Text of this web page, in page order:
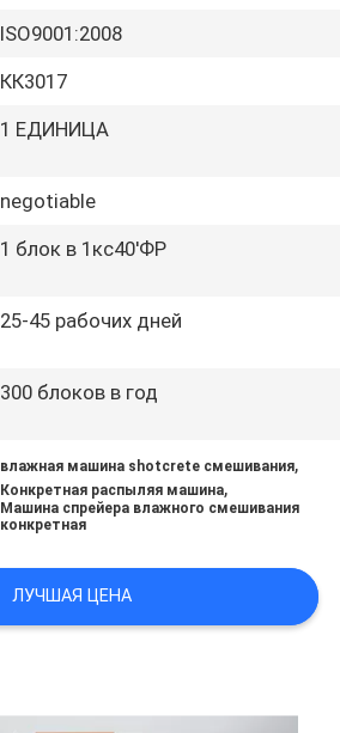
ISO9001:2008
КК3017
1 ЕДИНИЦА
negotiable
1 блок в 1кс40'ФР
25-45 рабочих дней
300 блоков в год
влажная машина shotcrete смешивания,
Конкретная распыляя машина,
Машина спрейера влажного смешивания
конкретная
ЛУЧШАЯ ЦЕНА